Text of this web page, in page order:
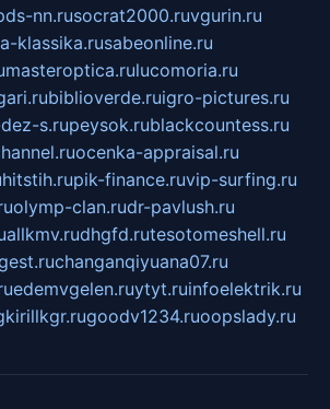
nn.rusocrat2000.ruvgurin.ru
klassika.rusabeonline.ru
masteroptica.rulucomoria.ru
biblioverde.ruigro-pictures.ru
s.rupeysok.rublackcountess.ru
ocenka-appraisal.ru
hitstih.rupik-finance.ruvip-surfing.ru
olymp-clan.rudr-pavlush.ru
allkmv.rudhgfd.rutesotomeshell.ru
changanqiyuana07.ru
edemvgelen.ruytyt.ruinfoelektrik.ru
kirillkgr.rugoodv1234.ruoopslady.ru